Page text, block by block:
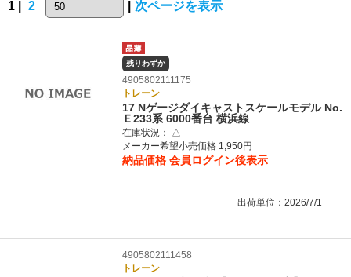
1 | 2 次ページを表示
残りわずか
4905802111175
トレーン
17 Nゲージダイキャストスケールモデル No.
Ｅ233系 6000番台 横浜線
在庫状況：
△
メーカー希望小売価格 1,950円
納品価格 会員ログイン後表示
出荷単位：2026/7/1
4905802111458
トレーン